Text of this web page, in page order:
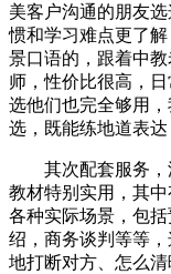
美客户沟通的朋友
惯和学习难点更了
景口语的，跟着中
师，性价比很高，
选他们也完全够用
选，既能练地道表达
其次配套服务
教材特别实用，其
各种实际场景，包
绍，商务谈判等等
地打断对方、怎么